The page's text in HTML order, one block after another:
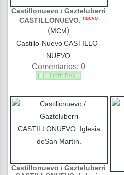
Castillonuevo / Gazteluberri
CASTILLONUEVO. nuevo
(MCM)
Castillo-Nuevo CASTILLO-
NUEVO
Comentarios: 0
Castillonuevo / Gazteluberri